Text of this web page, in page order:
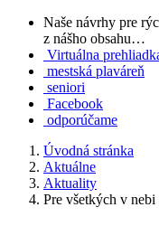
Naše návrhy pre
z nášho obsahu…
Virtuálna
mestská plaváreň
seniori
Facebook
odporúčame
Úvodná stránka
Aktuálne
Aktuality
Pre všetkých v nebi